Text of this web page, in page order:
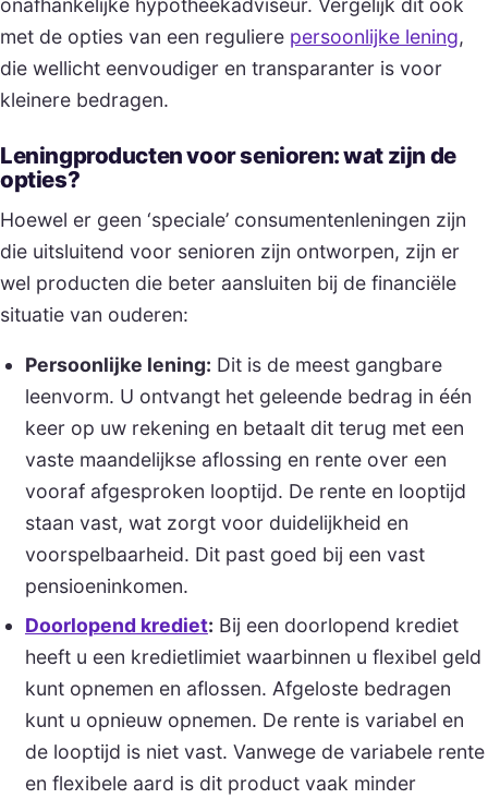
onafhankelijke hypotheekadviseur. Vergelijk dit ook
met de opties van een reguliere persoonlijke lening,
die wellicht eenvoudiger en transparanter is voor
kleinere bedragen.
Leningproducten voor senioren: wat zijn de
opties?
Hoewel er geen ‘speciale’ consumentenleningen zijn
die uitsluitend voor senioren zijn ontworpen, zijn er
wel producten die beter aansluiten bij de financiële
situatie van ouderen:
Persoonlijke lening: Dit is de meest gangbare
leenvorm. U ontvangt het geleende bedrag in één
keer op uw rekening en betaalt dit terug met een
vaste maandelijkse aflossing en rente over een
vooraf afgesproken looptijd. De rente en looptijd
staan vast, wat zorgt voor duidelijkheid en
voorspelbaarheid. Dit past goed bij een vast
pensioeninkomen.
Doorlopend krediet: Bij een doorlopend krediet
heeft u een kredietlimiet waarbinnen u flexibel geld
kunt opnemen en aflossen. Afgeloste bedragen
kunt u opnieuw opnemen. De rente is variabel en
de looptijd is niet vast. Vanwege de variabele rente
en flexibele aard is dit product vaak minder